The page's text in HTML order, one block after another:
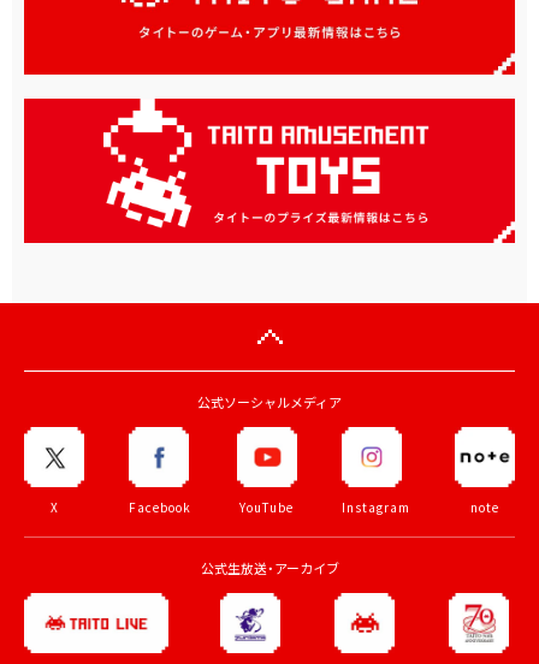
公式ソーシャルメディア
X Facebook YouTube Instagram
公式生放送・アーカイブ
ZUNTATA
CHANNEL
TAITO
CHANNEL
70th
記念サイト